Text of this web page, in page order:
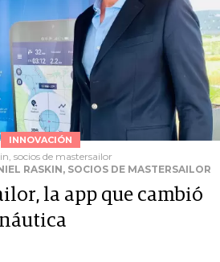
INNOVACIÓN
socios de mastersailor
RASKIN, SOCIOS DE MASTERSAILOR
la app que cambió